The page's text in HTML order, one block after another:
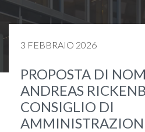
3 FEBBRAIO 2026
PROPOSTA DI
ANDREAS
CONSIGLIO DI